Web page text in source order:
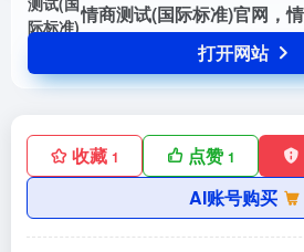
打开网站
收藏 1 点赞1
AI账号购买